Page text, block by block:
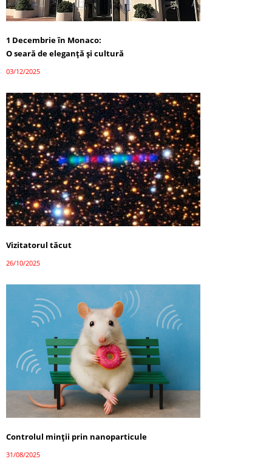
1 Decembrie în Monaco:
O seară de eleganță și cultură
03/12/2025
Vizitatorul tăcut
26/10/2025
Controlul minții prin nanoparticule
31/08/2025